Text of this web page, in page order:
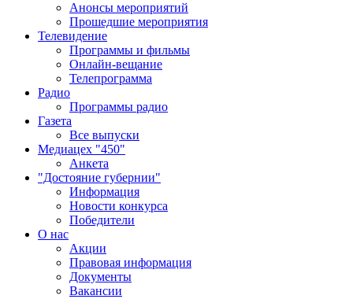
Анонсы мероприятий
Прошедшие мероприятия
Телевидение
Программы и фильмы
Онлайн-вещание
Телепрограмма
Радио
Программы радио
Газета
Все выпуски
Медиацех "450"
Анкета
"Достояние губернии"
Информация
Новости конкурса
Победители
О нас
Акции
Правовая информация
Документы
Вакансии